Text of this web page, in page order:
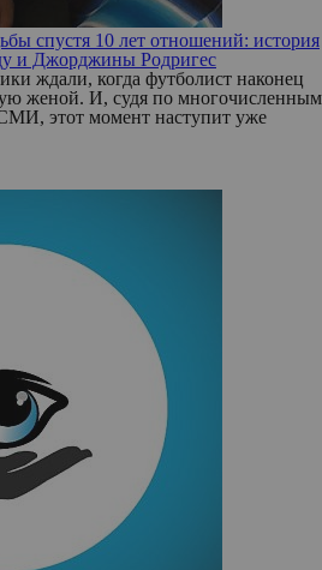
спустя 10 лет отношений: история
и Джорджины Родригес
ждали, когда футболист наконец
женой. И, судя по многочисленным
этот момент наступит уже